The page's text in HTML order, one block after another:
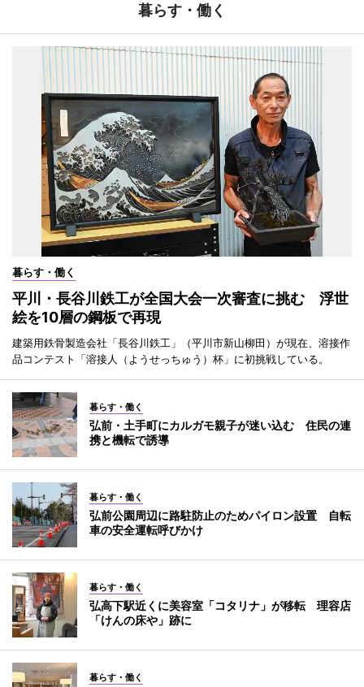
暮らす・働く
暮らす・働く
平川・長谷川鉄工が全国大会一次審査に挑む 浮世
絵を10層の鋼板で再現
建築用鉄骨製造会社「長谷川鉄工」（平川市新山柳田）が現在、溶接作
品コンテスト「溶接人（ようせっちゅう）杯」に初挑戦している。
暮らす・働く
弘前・土手町にカルガモ親子が迷い込む 住民の連
携と機転で誘導
暮らす・働く
弘前公園周辺に路駐防止のためパイロン設置 自転
車の安全運転呼びかけ
暮らす・働く
弘高下駅近くに美容室「コタリナ」が移転 理容店
「けんの床や」跡に
暮らす・働く